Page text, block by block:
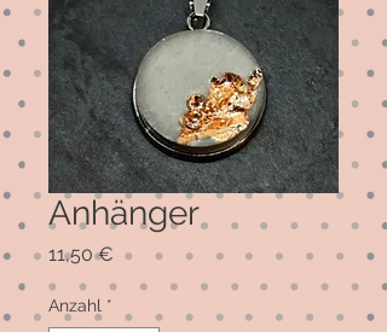
Anhänger
11,50 € Preis
Anzahl *